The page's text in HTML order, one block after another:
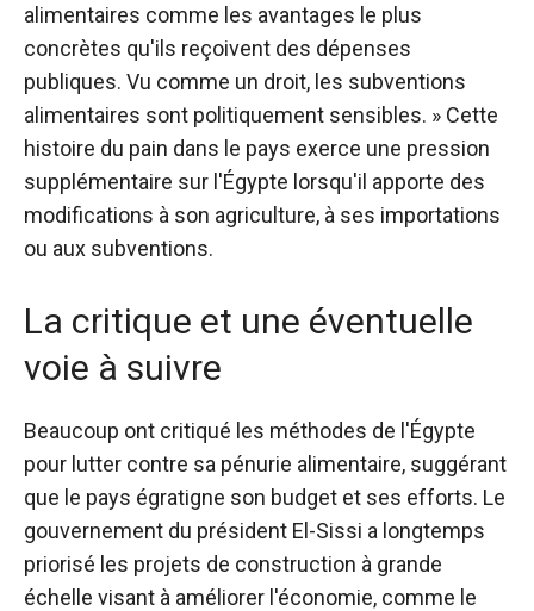
alimentaires comme les avantages le plus
concrètes qu'ils reçoivent des dépenses
publiques. Vu comme un droit, les subventions
alimentaires sont politiquement sensibles. » Cette
histoire du pain dans le pays exerce une pression
supplémentaire sur l'Égypte lorsqu'il apporte des
modifications à son agriculture, à ses importations
ou aux subventions.
La critique et une éventuelle
voie à suivre
Beaucoup ont critiqué les méthodes de l'Égypte
pour lutter contre sa pénurie alimentaire, suggérant
que le pays égratigne son budget et ses efforts. Le
gouvernement du président El-Sissi a longtemps
priorisé les projets de construction à grande
échelle visant à améliorer l'économie, comme le